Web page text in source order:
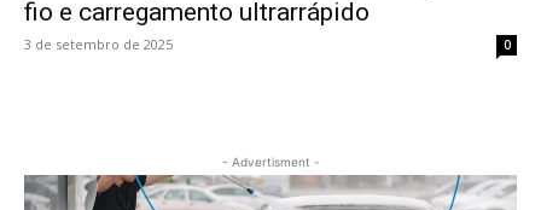
fio e carregamento ultrarrápido
3 de setembro de 2025 0
- Advertisment -